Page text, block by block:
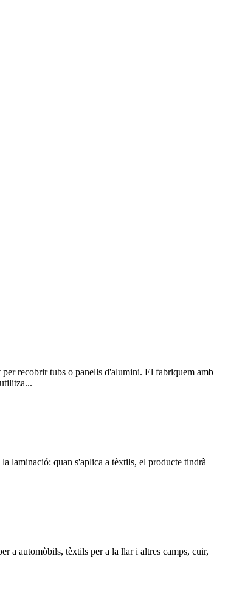
recobrir tubs o panells d'alumini. El fabriquem amb
laminació: quan s'aplica a tèxtils, el producte tindrà
a automòbils, tèxtils per a la llar i altres camps, cuir,